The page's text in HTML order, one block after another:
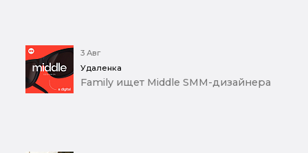
3 Авг
Удаленка
Family ищет Middle SMM-дизайнера